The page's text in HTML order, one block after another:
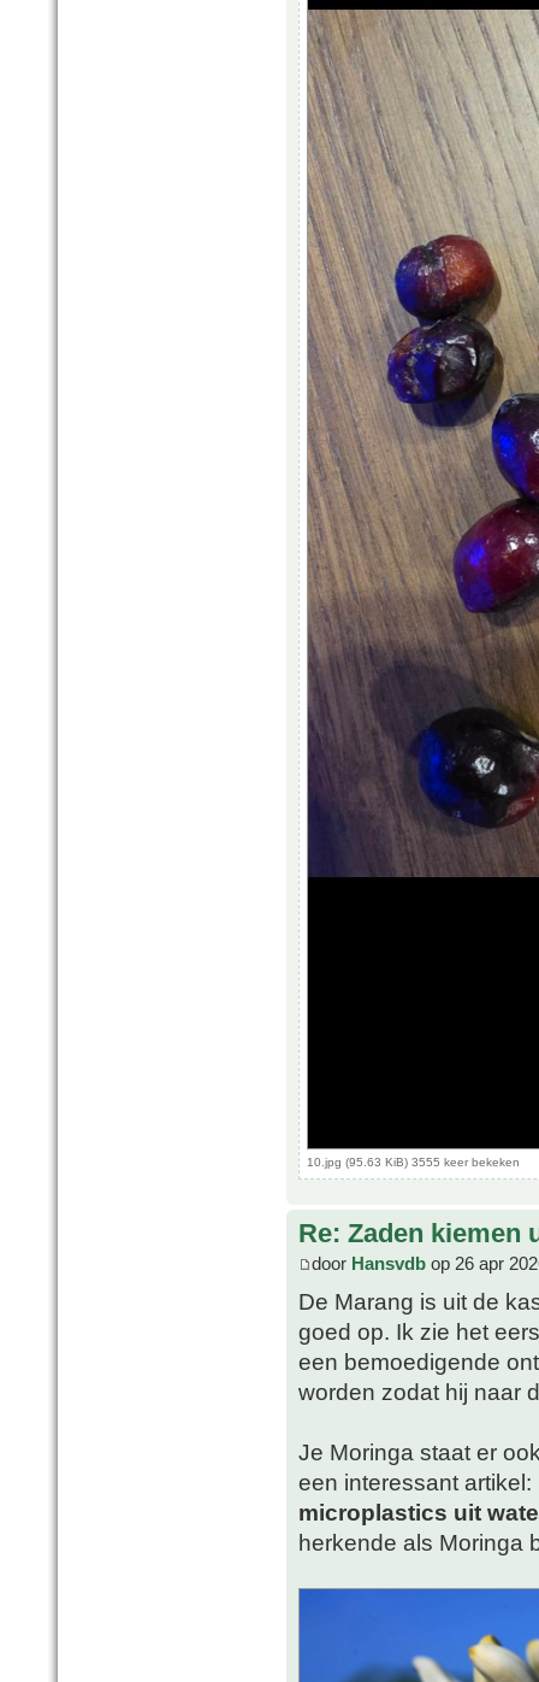
10.jpg (95.63 KiB) 3555 keer bekeken
Re: Zaden kiemen
door Hansvdb op 26 apr
De Marang is uit de
goed op. Ik zie het
een bemoedigende
worden zodat hij naar
Je Moringa staat er
een interessant artikel:
microplastics uit
herkende als Moringa